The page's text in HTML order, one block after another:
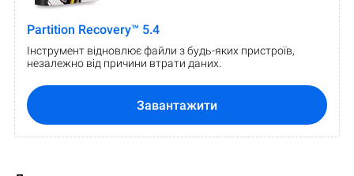
Partition Recovery™ 5.4
Інструмент відновлює файли з будь-яких пристроїв,
незалежно від причини втрати даних.
Завантажити